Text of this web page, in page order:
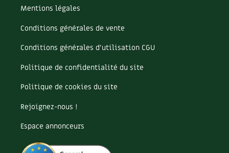
Mentions légales
Conditions générales de vente
Conditions générales d’utilisation CGU
Politique de confidentialité du site
Politique de cookies du site
Rejoignez-nous !
Espace annonceurs